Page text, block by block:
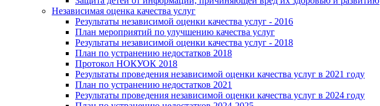
Независимая оценка качества услуг
Результаты независимой оценки качества услуг - 2016
План мероприятий по улучшению качества услуг
Результаты независимой оценки качества услуг - 2018
План по устранению недостатков 2018
Протокол НОКУОК 2018
Результаты проведения независимой оценки качества услуг в 2021 году
План по устранению недостатков 2021
Результаты проведения независимой оценки качества услуг в 2024 году